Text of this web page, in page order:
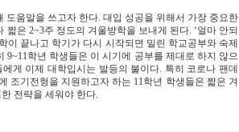
도움말을 쓰고자 한다 대입 성공을 위해서 가장 중요한
짧은 2~3주 정도의 겨울방학을 보내게 된다. ‘얼마 안되
이 끝나고 학기가 다시 시작되면 밀린 학교공부와 숙제
9~11 학년 학생들은 이 시기에 공부를 제대로 하지 않으
게 이제 대학입시는 발등의 불이다 특히 코로나 팬데
조기전형을 지원하고자 하는 11 학년 학생들은 짧은 겨
전략을 세워야 한다